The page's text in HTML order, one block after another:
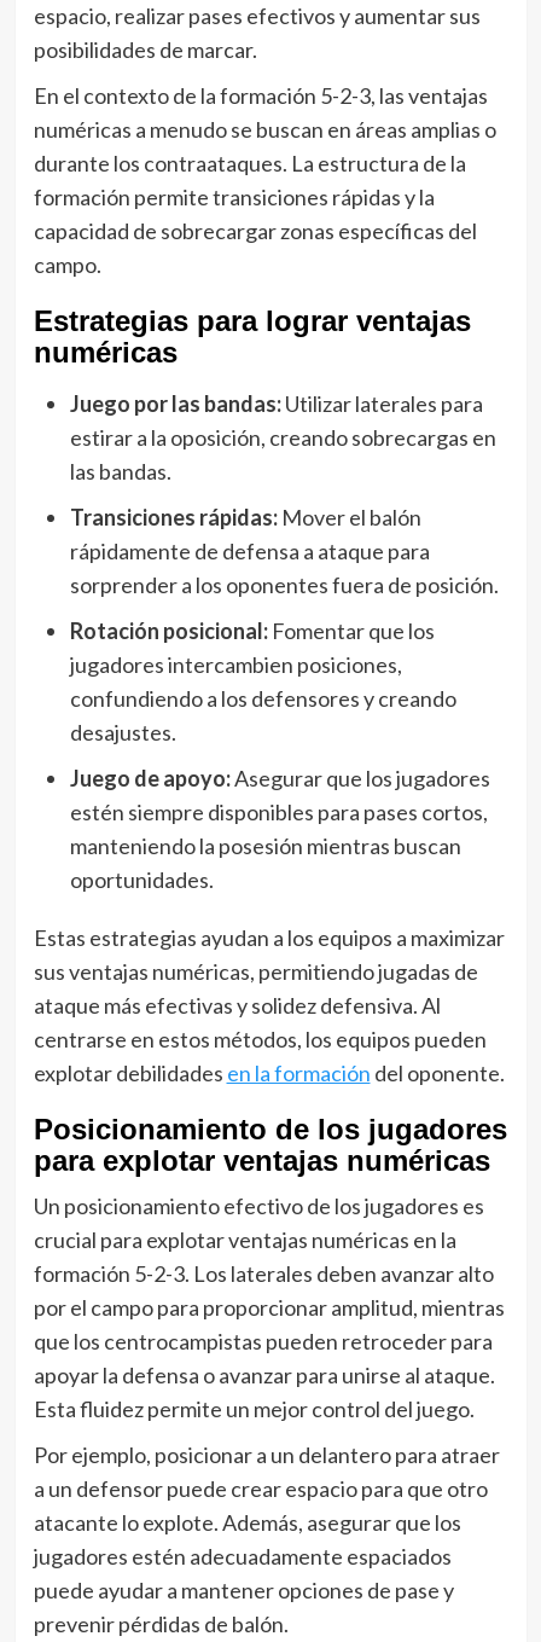
espacio, realizar pases efectivos y aumentar sus
posibilidades de marcar.
En el contexto de la formación 5-2-3, las ventajas
numéricas a menudo se buscan en áreas amplias o
durante los contraataques. La estructura de la
formación permite transiciones rápidas y la
capacidad de sobrecargar zonas específicas del
campo.
Estrategias para lograr ventajas
numéricas
Juego por las bandas:Utilizar laterales para
estirar a la oposición, creando sobrecargas en
las bandas.
Transiciones rápidas:Mover el balón
rápidamente de defensa a ataque para
sorprender a los oponentes fuera de posición.
Rotación posicional:Fomentar que los
jugadores intercambien posiciones,
confundiendo a los defensores y creando
desajustes.
Juego de apoyo:Asegurar que los jugadores
estén siempre disponibles para pases cortos,
manteniendo la posesión mientras buscan
oportunidades.
Estas estrategias ayudan a los equipos a maximizar
sus ventajas numéricas, permitiendo jugadas de
ataque más efectivas y solidez defensiva. Al
centrarse en estos métodos, los equipos pueden
explotar debilidades en la formación del oponente.
Posicionamiento de los jugadores
para explotar ventajas numéricas
Un posicionamiento efectivo de los jugadores es
crucial para explotar ventajas numéricas en la
formación 5-2-3. Los laterales deben avanzar alto
por el campo para proporcionar amplitud, mientras
que los centrocampistas pueden retroceder para
apoyar la defensa o avanzar para unirse al ataque.
Esta fluidez permite un mejor control del juego.
Por ejemplo, posicionar a un delantero para atraer
a un defensor puede crear espacio para que otro
atacante lo explote. Además, asegurar que los
jugadores estén adecuadamente espaciados
puede ayudar a mantener opciones de pase y
prevenir pérdidas de balón.